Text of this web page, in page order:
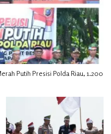
Putih Presisi Polda Riau, 1.200